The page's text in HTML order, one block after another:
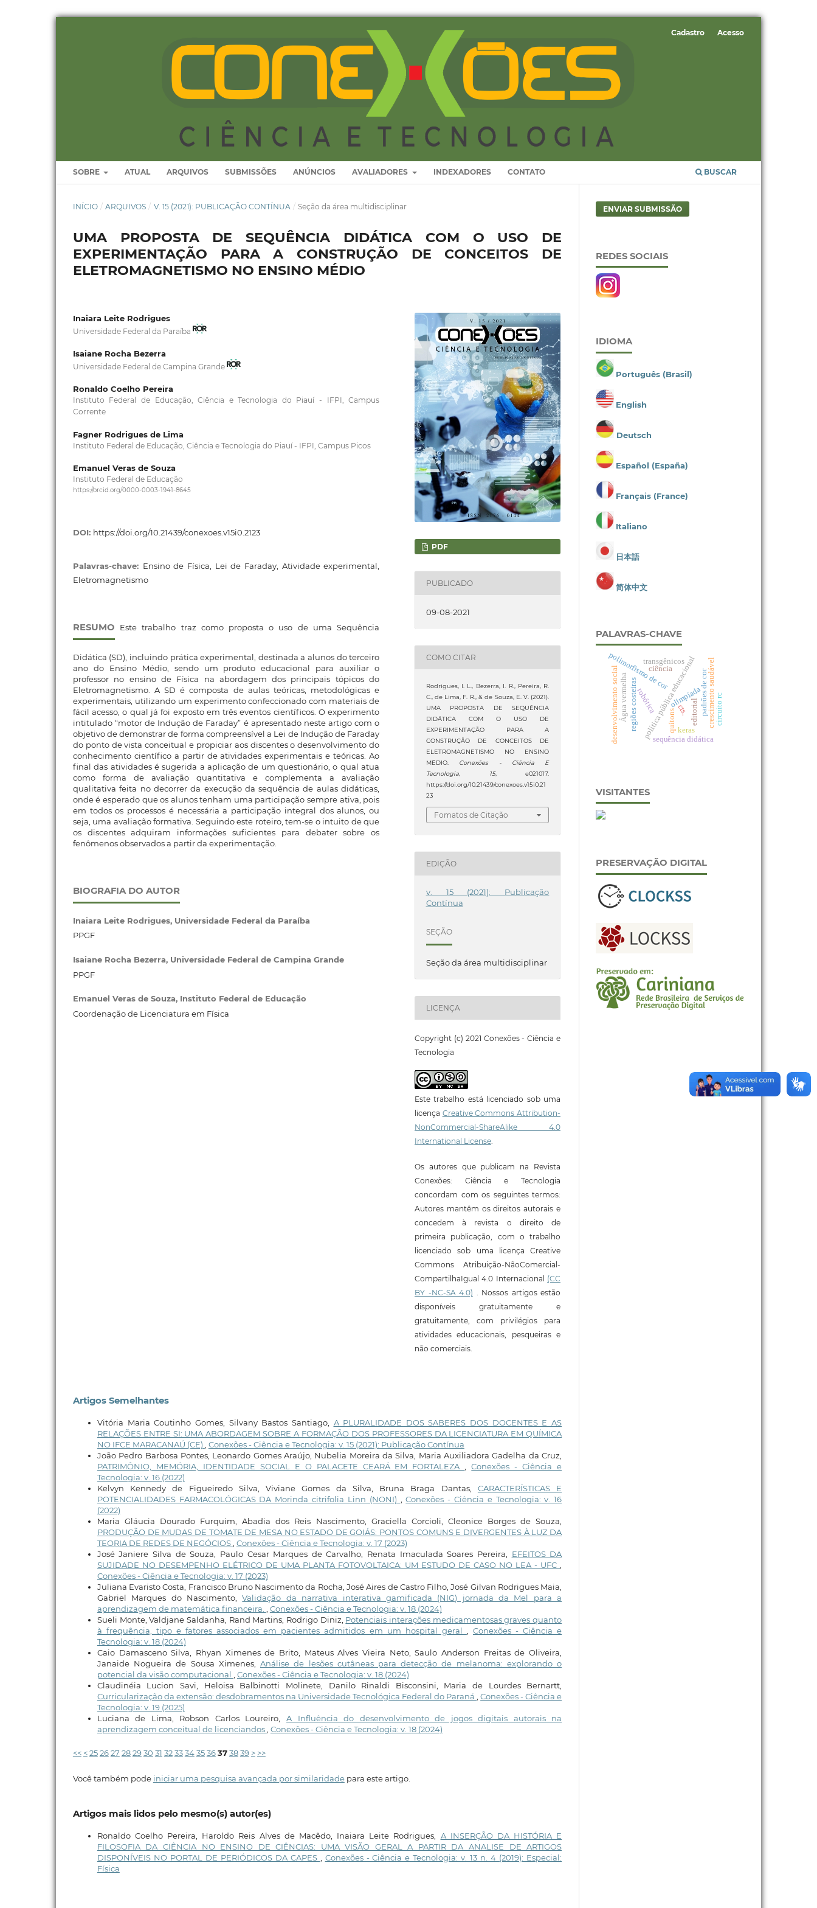
SOBRE ATUAL ARQUIVOS SUBMISSÕES ANÚNCIOS AVALIADORES INDEXADORES CONTATO BUSCAR
Cadastro Acesso
INÍCIO / ARQUIVOS / V. 15 (2021): PUBLICAÇÃO CONTÍNUA / Seção da área multidisciplinar
UMA PROPOSTA DE SEQUÊNCIA DIDÁTICA COM O USO DE
EXPERIMENTAÇÃO PARA A CONSTRUÇÃO DE CONCEITOS DE
ELETROMAGNETISMO NO ENSINO MÉDIO
Inaiara Leite Rodrigues
Universidade Federal da Paraíba
Isaiane Rocha Bezerra
Universidade Federal de Campina Grande
Ronaldo Coelho Pereira
Instituto Federal de Educação, Ciência e Tecnologia do Piauí - IFPI, Campus
Corrente
Fagner Rodrigues de Lima
Instituto Federal de Educação, Ciência e Tecnologia do Piauí - IFPI, Campus Picos
Emanuel Veras de Souza
Instituto Federal de Educação
https://orcid.org/0000-0003-1941-8645
DOI: https://doi.org/10.21439/conexoes.v15i0.2123
Palavras-chave: Ensino de Física, Lei de Faraday, Atividade experimental,
Eletromagnetismo
RESUMO Este trabalho traz como proposta o uso de uma Sequência
Didática (SD), incluindo prática experimental, destinada a alunos do terceiro
ano do Ensino Médio, sendo um produto educacional para auxiliar o
professor no ensino de Física na abordagem dos principais tópicos do
Eletromagnetismo. A SD é composta de aulas teóricas, metodológicas e
experimentais, utilizando um experimento confeccionado com materiais de
fácil acesso, o qual já foi exposto em três eventos científicos. O experimento
intitulado “motor de Indução de Faraday” é apresentado neste artigo com o
objetivo de demonstrar de forma compreensível a Lei de Indução de Faraday
do ponto de vista conceitual e propiciar aos discentes o desenvolvimento do
conhecimento científico a partir de atividades experimentais e teóricas. Ao
final das atividades é sugerida a aplicação de um questionário, o qual atua
como forma de avaliação quantitativa e complementa a avaliação
qualitativa feita no decorrer da execução da sequência de aulas didáticas,
onde é esperado que os alunos tenham uma participação sempre ativa, pois
em todos os processos é necessária a participação integral dos alunos, ou
seja, uma avaliação formativa. Seguindo este roteiro, tem-se o intuito de que
os discentes adquiram informações suficientes para debater sobre os
fenômenos observados a partir da experimentação.
BIOGRAFIA DO AUTOR
Inaiara Leite Rodrigues, Universidade Federal da Paraíba
PPGF
Isaiane Rocha Bezerra, Universidade Federal de Campina Grande
PPGF
Emanuel Veras de Souza, Instituto Federal de Educação
Coordenação de Licenciatura em Física
PDF
PUBLICADO
09-08-2021
COMO CITAR
Rodrigues, I. L., Bezerra, I. R., Pereira, R.
C., de Lima, F. R., & de Souza, E. V. (2021).
UMA PROPOSTA DE SEQUÊNCIA
DIDÁTICA COM O USO DE
EXPERIMENTAÇÃO PARA A
CONSTRUÇÃO DE CONCEITOS DE
ELETROMAGNETISMO NO ENSINO
MÉDIO. Conexões - Ciência E
Tecnologia, 15, e021017.
https://doi.org/10.21439/conexoes.v15i0.21
23
Fomatos de Citação
EDIÇÃO
v. 15 (2021): Publicação
Contínua
SEÇÃO
Seção da área multidisciplinar
LICENÇA
Copyright (c) 2021 Conexões - Ciência e
Tecnologia
Este trabalho está licenciado sob uma
licença Creative Commons Attribution-
NonCommercial-ShareAlike 4.0
International License.
Os autores que publicam na Revista
Conexões: Ciência e Tecnologia
concordam com os seguintes termos:
Autores mantêm os direitos autorais e
concedem à revista o direito de
primeira publicação, com o trabalho
licenciado sob uma licença Creative
Commons Atribuição-NãoComercial-
CompartilhaIgual 4.0 Internacional (CC
BY -NC-SA 4.0) . Nossos artigos estão
disponíveis gratuitamente e
gratuitamente, com privilégios para
atividades educacionais, pesqueiras e
não comerciais.
Artigos Semelhantes
Vitória Maria Coutinho Gomes, Silvany Bastos Santiago, A PLURALIDADE DOS SABERES DOS DOCENTES E AS
RELAÇÕES ENTRE SI: UMA ABORDAGEM SOBRE A FORMAÇÃO DOS PROFESSORES DA LICENCIATURA EM QUÍMICA
NO IFCE MARACANAÚ (CE) , Conexões - Ciência e Tecnologia: v. 15 (2021): Publicação Contínua
João Pedro Barbosa Pontes, Leonardo Gomes Araújo, Nubelia Moreira da Silva, Maria Auxiliadora Gadelha da Cruz,
PATRIMÔNIO, MEMÓRIA, IDENTIDADE SOCIAL E O PALACETE CEARÁ EM FORTALEZA,Conexões - Ciência e
Tecnologia: v. 16 (2022)
Kelvyn Kennedy de Figueiredo Silva, Viviane Gomes da Silva, Bruna Braga Dantas, CARACTERÍSTICAS E
POTENCIALIDADES FARMACOLÓGICAS DA Morinda citrifolia Linn (NONI) ,Conexões - Ciência e Tecnologia: v. 16
(2022)
Maria Gláucia Dourado Furquim, Abadia dos Reis Nascimento, Graciella Corcioli, Cleonice Borges de Souza,
PRODUÇÃO DE MUDAS DE TOMATE DE MESA NO ESTADO DE GOIÁS: PONTOS COMUNS E DIVERGENTES À LUZ DA
TEORIA DE REDES DE NEGÓCIOS, Conexões - Ciência e Tecnologia: v. 17 (2023)
José Janiere Silva de Souza, Paulo Cesar Marques de Carvalho, Renata Imaculada Soares Pereira, EFEITOS DA
SUJIDADE NO DESEMPENHO ELÉTRICO DE UMA PLANTA FOTOVOLTAICA: UM ESTUDO DE CASO NO LEA - UFC,
Conexões - Ciência e Tecnologia: v. 17 (2023)
Juliana Evaristo Costa, Francisco Bruno Nascimento da Rocha, José Aires de Castro Filho, José Gilvan Rodrigues Maia,
Gabriel Marques do Nascimento,Validação da narrativa interativa gamificada (NIG) jornada da Mel para a
aprendizagem de matemática financeira. , Conexões - Ciência e Tecnologia: v. 18 (2024)
Sueli Monte, Valdjane Saldanha, Rand Martins, Rodrigo Diniz, Potenciais interações medicamentosas graves quanto
à frequência, tipo e fatores associados em pacientes admitidos em um hospital geral , Conexões - Ciência e
Tecnologia: v. 18 (2024)
Caio Damasceno Silva, Rhyan Ximenes de Brito, Mateus Alves Vieira Neto, Saulo Anderson Freitas de Oliveira,
Janaide Nogueira de Sousa Ximenes,Análise de lesões cutâneas para detecção de melanoma: explorando o
potencial da visão computacional , Conexões - Ciência e Tecnologia: v. 18 (2024)
Claudinéia Lucion Savi, Heloisa Balbinotti Molinete, Danilo Rinaldi Bisconsini, Maria de Lourdes Bernartt,
Curricularização da extensão: desdobramentos na Universidade Tecnológica Federal do Paraná,Conexões - Ciência e
Tecnologia: v. 19 (2025)
Luciana de Lima, Robson Carlos Loureiro, A Influência do desenvolvimento de jogos digitais autorais na
aprendizagem conceitual de licenciandos, Conexões - Ciência e Tecnologia: v. 18 (2024)
<< <252627 282930 31 3233343536373839 > >>
Você também pode iniciar uma pesquisa avançada por similaridadepara este artigo.
Artigos mais lidos pelo mesmo(s) autor(es)
Ronaldo Coelho Pereira, Haroldo Reis Alves de Macêdo, Inaiara Leite Rodrigues, A INSERÇÃO DA HISTÓRIA E
FILOSOFIA DA CIÊNCIA NO ENSINO DE CIÊNCIAS: UMA VISÃO GERAL A PARTIR DA ANALISE DE ARTIGOS
DISPONÍVEIS NO PORTAL DE PERIÓDICOS DA CAPES , Conexões - Ciência e Tecnologia: v. 13 n. 4 (2019): Especial:
Física
ENVIAR SUBMISSÃO
REDES SOCIAIS
IDIOMA
Português (Brasil)
English
Deutsch
Español (España)
Français (France)
Italiano
日本語
简体中文
PALAVRAS-CHAVE
editorial
olimpíada
política pública educacionalpadrões de cor
polimorfismo de cor
quítons
regiões costeirasrobótica
keras
desenvolvimento social crescimento saudável
sequência didática
transgênicos
cts.
Água vermelha
ciência
circuito rc
VISITANTES
PRESERVAÇÃO DIGITAL